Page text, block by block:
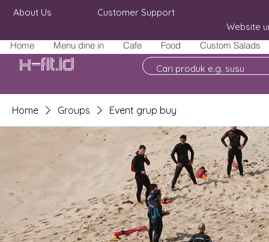
Home Menu dine in Cafe Food Custom Salads
About Us
Customer Support
Website
X-fit.id
Home Groups Event grup buy